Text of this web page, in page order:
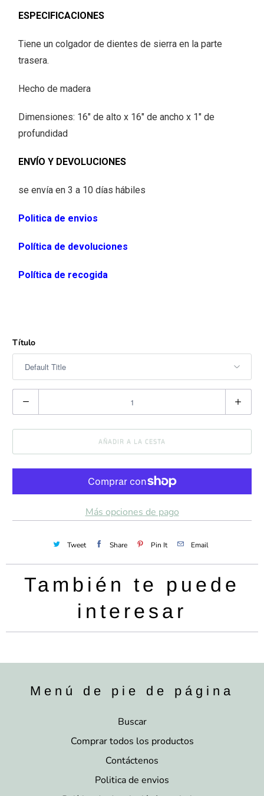
ESPECIFICACIONES
Tiene un colgador de dientes de sierra en la parte
trasera.
Hecho de madera
Dimensiones: 16" de alto x 16" de ancho x 1" de
profundidad
ENVÍO Y DEVOLUCIONES
se envía en 3 a 10 días hábiles
Politica de envios
Política de devoluciones
Política de recogida
Título
a
n
a
AÑADIR A LA CESTA
Más opciones de pago
Tweet Share Pin It Email
También te puede
interesar
Menú de pie de página
Buscar
Comprar todos los productos
Contáctenos
Politica de envios